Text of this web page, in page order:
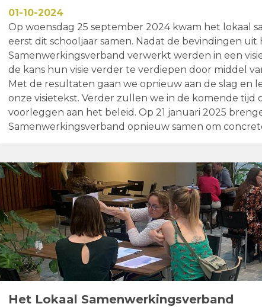
01-10-2024
Op woensdag 25 september 2024 kwam het lokaal
eerst dit schooljaar samen. Nadat de bevindingen uit
Samenwerkingsverband verwerkt werden in een
de kans hun visie verder te verdiepen door middel
Met de resultaten gaan we opnieuw aan de slag en
onze visietekst. Verder zullen we in de komende tijd
voorleggen aan het beleid. Op 21 januari 2025
Samenwerkingsverband opnieuw samen om
Het Lokaal Samenwerkingsverband